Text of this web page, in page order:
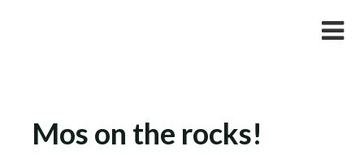
Mos on the rocks!